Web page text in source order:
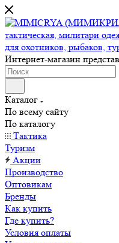
Интернет-магазин
Каталог
По всему сайту
По каталогу
Тактика
Туризм
Акции
Производство
Оптовикам
Бренды
Как купить
Где купить?
Условия оплаты